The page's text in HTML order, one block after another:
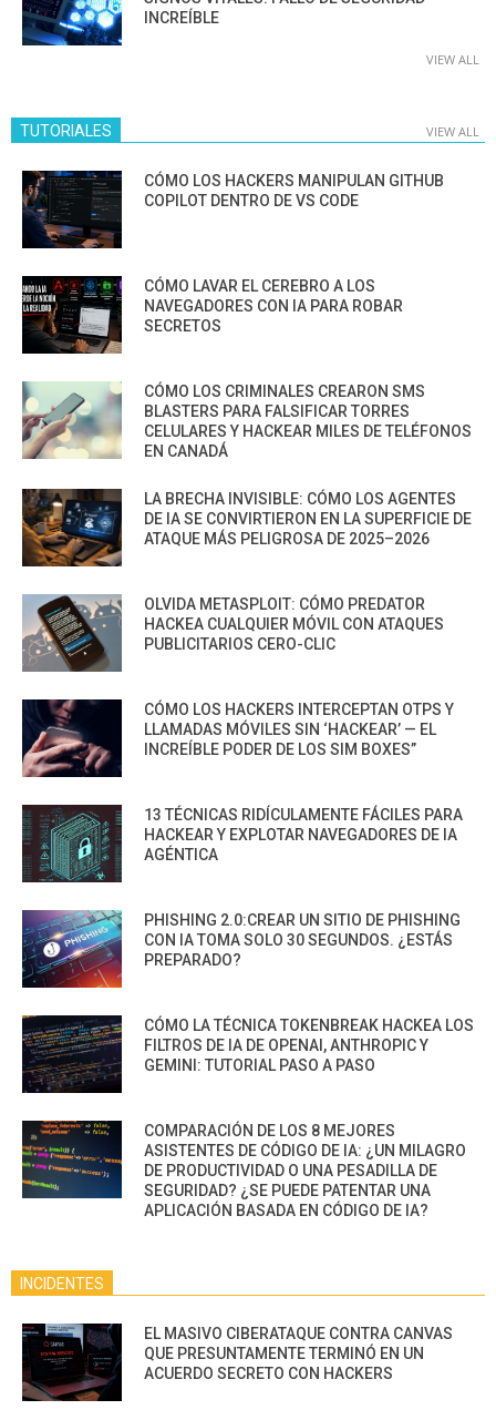
INCREÍBLE
VIEW ALL
TUTORIALES VIEW ALL
CÓMO LOS HACKERS MANIPULAN GITHUB
COPILOT DENTRO DE VS CODE
CÓMO LAVAR EL CEREBRO A LOS
NAVEGADORES CON IA PARA ROBAR
SECRETOS
CÓMO LOS CRIMINALES CREARON SMS
BLASTERS PARA FALSIFICAR TORRES
CELULARES Y HACKEAR MILES DE TELÉFONOS
EN CANADÁ
LA BRECHA INVISIBLE: CÓMO LOS AGENTES
DE IA SE CONVIRTIERON EN LA SUPERFICIE DE
ATAQUE MÁS PELIGROSA DE 2025–2026
OLVIDA METASPLOIT: CÓMO PREDATOR
HACKEA CUALQUIER MÓVIL CON ATAQUES
PUBLICITARIOS CERO-CLIC
CÓMO LOS HACKERS INTERCEPTAN OTPS Y
LLAMADAS MÓVILES SIN ‘HACKEAR’ — EL
INCREÍBLE PODER DE LOS SIM BOXES”
13 TÉCNICAS RIDÍCULAMENTE FÁCILES PARA
HACKEAR Y EXPLOTAR NAVEGADORES DE IA
AGÉNTICA
PHISHING 2.0:CREAR UN SITIO DE PHISHING
CON IA TOMA SOLO 30 SEGUNDOS. ¿ESTÁS
PREPARADO?
CÓMO LA TÉCNICA TOKENBREAK HACKEA LOS
FILTROS DE IA DE OPENAI, ANTHROPIC Y
GEMINI: TUTORIAL PASO A PASO
COMPARACIÓN DE LOS 8 MEJORES
ASISTENTES DE CÓDIGO DE IA: ¿UN MILAGRO
DE PRODUCTIVIDAD O UNA PESADILLA DE
SEGURIDAD? ¿SE PUEDE PATENTAR UNA
APLICACIÓN BASADA EN CÓDIGO DE IA?
INCIDENTES
EL MASIVO CIBERATAQUE CONTRA CANVAS
QUE PRESUNTAMENTE TERMINÓ EN UN
ACUERDO SECRETO CON HACKERS